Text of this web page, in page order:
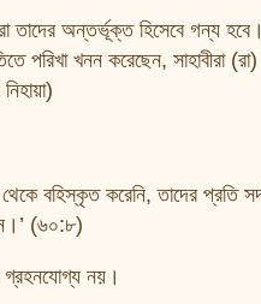
তাদের অন্তর্ভূক্ত হিসেবে গন্য
খনন করেছেন, সাহাবীরা
থেকে বহিস্কৃত করেনি, তাদের
(৬০:৮)
নয়।